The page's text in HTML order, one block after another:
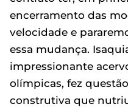
encerramento das
velocidade e
essa mudança.
impressionante
olímpicas, fez
construtiva que